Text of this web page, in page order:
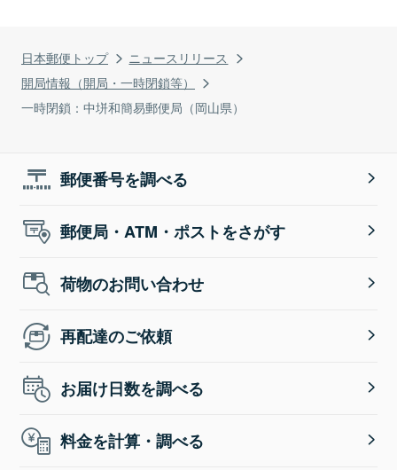
日本郵便トップ
ニュースリリース
開局情報（開局・一時閉鎖等）
一時閉鎖：中垪和簡易郵便局（岡山県）
郵便番号を調べる
郵便局・ATM・ポストをさがす
荷物のお問い合わせ
再配達のご依頼
お届け日数を調べる
料金を計算・調べる